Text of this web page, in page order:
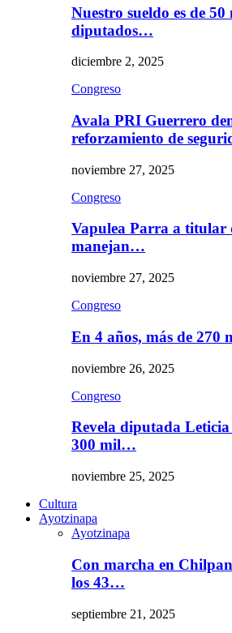
Nuestro sueldo es de
diputados…
diciembre 2, 2025
Congreso
Avala PRI Guerrero
reforzamiento de
noviembre 27, 2025
Congreso
Vapulea Parra a titular
manejan…
noviembre 27, 2025
Congreso
En 4 años, más de 270
noviembre 26, 2025
Congreso
Revela diputada
300 mil…
noviembre 25, 2025
Cultura
Ayotzinapa
Ayotzinapa
Con marcha en
los 43…
septiembre 21, 2025